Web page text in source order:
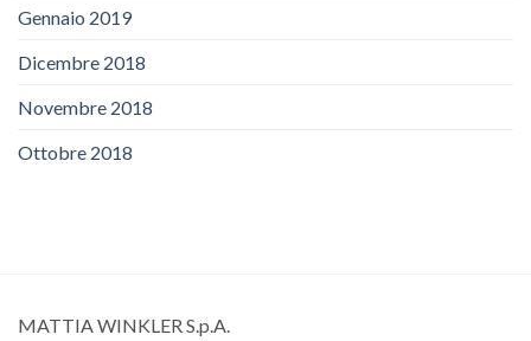
Gennaio 2019
Dicembre 2018
Novembre 2018
Ottobre 2018
MATTIA WINKLER S.p.A.